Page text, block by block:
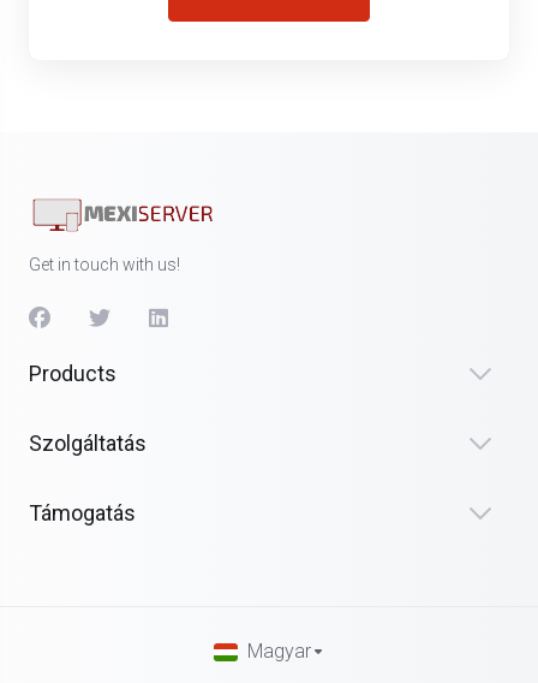
Get in touch with us!
Products
Szolgáltatás
Támogatás
Magyar